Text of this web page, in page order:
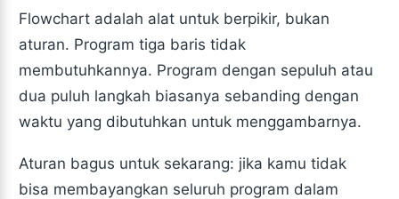
Flowchart adalah alat untuk berpikir, bukan
aturan. Program tiga baris tidak
membutuhkannya. Program dengan sepuluh atau
dua puluh langkah biasanya sebanding dengan
waktu yang dibutuhkan untuk menggambarnya.
Aturan bagus untuk sekarang: jika kamu tidak
bisa membayangkan seluruh program dalam